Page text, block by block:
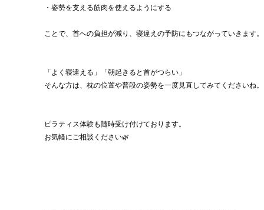
・姿勢を支える筋肉を使えるようにする
ことで、首への負担が減り、寝違えの予防にもつながっていきます。
「よく寝違える」「朝起きると首がつらい」
そんな方は、枕の位置や普段の姿勢を一度見直してみてくださいね。
ピラティス体験も随時受け付けております。
お気軽にご相談ください🌿